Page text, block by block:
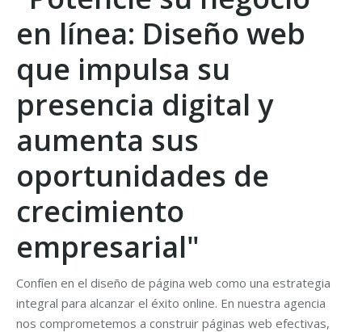
en línea: Diseño web
que impulsa su
presencia digital y
aumenta sus
oportunidades de
crecimiento
empresarial"
Confíen en el diseño de página web como una estrategia
integral para alcanzar el éxito online. En nuestra agencia
nos comprometemos a construir páginas web efectivas,